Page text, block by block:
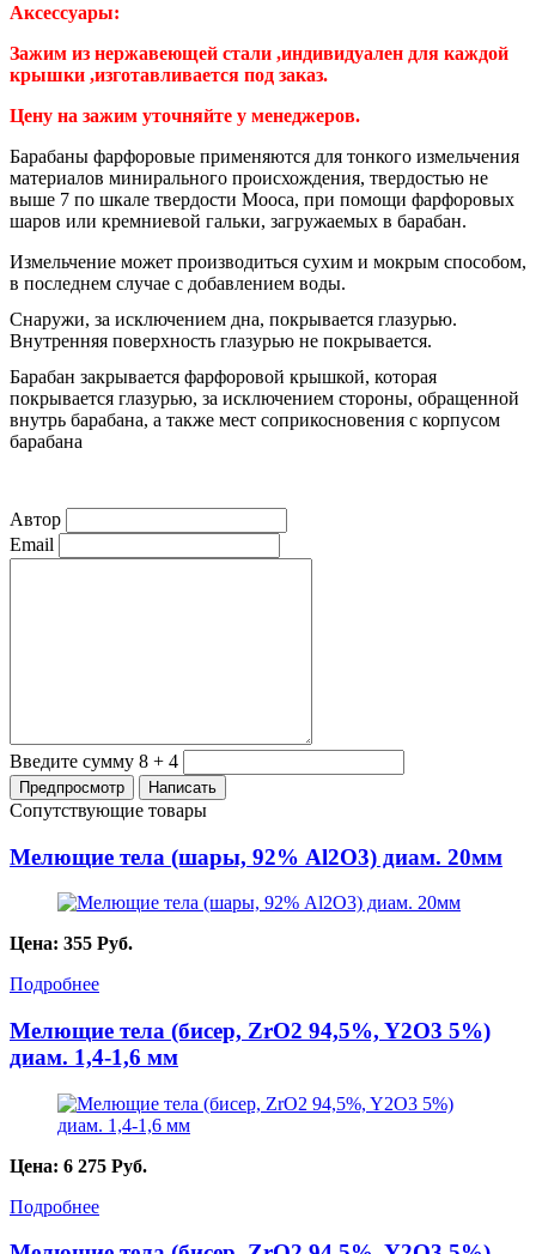
Аксессуары:
Зажим из нержавеющей стали ,индивидуален для каждой
крышки ,изготавливается под заказ.
Цену на зажим уточняйте у менеджеров.
Барабаны фарфоровые применяются для тонкого измельчения
материалов минирального происхождения, твердостью не
выше 7 по шкале твердости Мооса, при помощи фарфоровых
шаров или кремниевой гальки, загружаемых в барабан.
Измельчение может производиться сухим и мокрым способом,
в последнем случае с добавлением воды.
Снаружи, за исключением дна, покрывается глазурью.
Внутренняя поверхность глазурью не покрывается.
Барабан закрывается фарфоровой крышкой, которая
покрывается глазурью, за исключением стороны, обращенной
внутрь барабана, а также мест соприкосновения с корпусом
барабана
Автор
Email
Введите сумму 8 + 4
Сопутствующие товары
Мелющие тела (шары, 92% Al2O3) диам. 20мм
Цена: 355 Руб.
Подробнее
Мелющие тела (бисер, ZrO2 94,5%, Y2O3 5%)
диам. 1,4-1,6 мм
Цена: 6 275 Руб.
Подробнее